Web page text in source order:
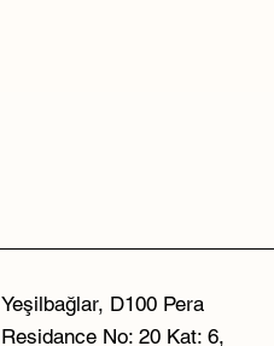
Yeşilbağlar, D100 Pera
Residance No: 20 Kat: 6,